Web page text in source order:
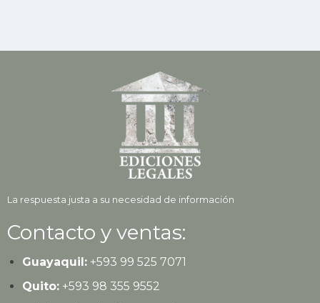
La respuesta justa a su necesidad de información
Contacto y ventas:
Guayaquil:+593 99 525 7071
Quito:+593 98 355 9552